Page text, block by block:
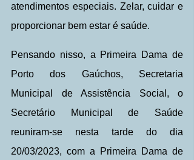
atendimentos especiais. Zelar, cuidar e
proporcionar bem estar é saúde.
Pensando nisso, a Primeira Dama de
Porto dos Gaúchos, Secretaria
Municipal de Assistência Social, o
Secretário Municipal de Saúde
reuniram-se nesta tarde do dia
20/03/2023, com a Primeira Dama de